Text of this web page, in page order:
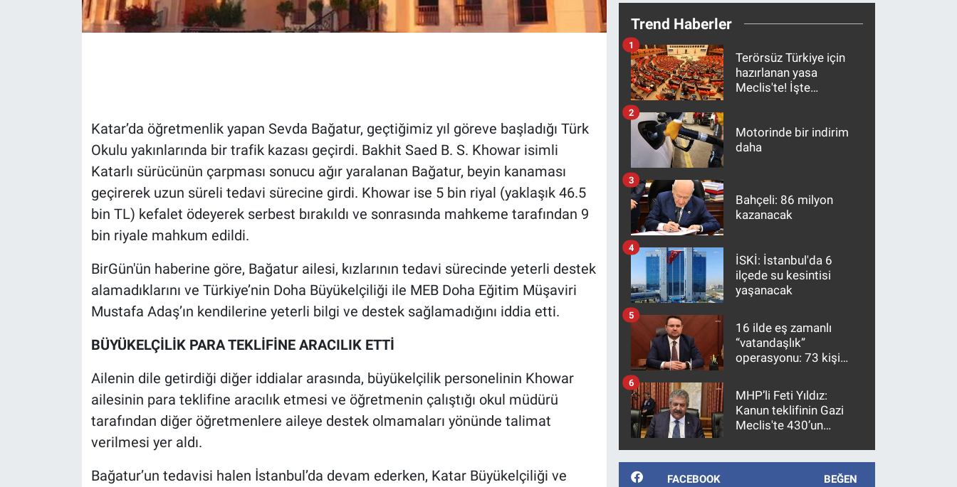
Katar’da öğretmenlik yapan Sevda Bağatur, geçtiğimiz yıl göreve başladığı Türk
Okulu yakınlarında bir trafik kazası geçirdi. Bakhit Saed B. S. Khowar isimli
Katarlı sürücünün çarpması sonucu ağır yaralanan Bağatur, beyin kanaması
geçirerek uzun süreli tedavi sürecine girdi. Khowar ise 5 bin riyal (yaklaşık 46.5
bin TL) kefalet ödeyerek serbest bırakıldı ve sonrasında mahkeme tarafından 9
bin riyale mahkum edildi.
BirGün'ün haberine göre, Bağatur ailesi, kızlarının tedavi sürecinde yeterli destek
alamadıklarını ve Türkiye’nin Doha Büyükelçiliği ile MEB Doha Eğitim Müşaviri
Mustafa Adaş’ın kendilerine yeterli bilgi ve destek sağlamadığını iddia etti.
BÜYÜKELÇİLİK PARA TEKLİFİNE ARACILIK ETTİ
Ailenin dile getirdiği diğer iddialar arasında, büyükelçilik personelinin Khowar
ailesinin para teklifine aracılık etmesi ve öğretmenin çalıştığı okul müdürü
tarafından diğer öğretmenlere aileye destek olmamaları yönünde talimat
verilmesi yer aldı.
Bağatur’un tedavisi halen İstanbul’da devam ederken, Katar Büyükelçiliği ve
Trend Haberler
Terörsüz Türkiye için
hazırlanan yasa
Meclis'te! İşte
1
Motorinde bir indirim
daha
2
Bahçeli: 86 milyon
kazanacak
3
İSKİ: İstanbul'da 6
ilçede su kesintisi
yaşanacak
4
16 ilde eş zamanlı
“vatandaşlık”
operasyonu: 73 kişi
5
MHP’li Feti Yıldız:
Kanun teklifinin Gazi
Meclis'te 430’un
kanunlaşacağı
6
FACEBOOK BEĞEN
Gündem Özel
Koronavirüs
Ne demişti
Programlar